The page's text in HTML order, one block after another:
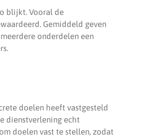
blijkt. Vooral de
Gemiddeld geven
onderdelen een
doelen heeft vastgesteld
dienstverlening echt
doelen vast te stellen, zodat